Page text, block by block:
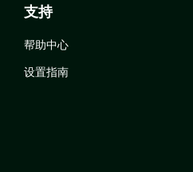
支持
帮助中心
设置指南